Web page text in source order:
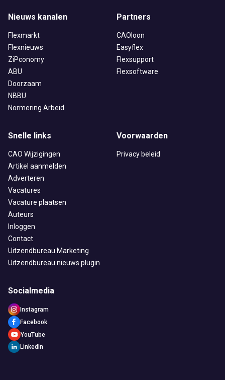
Nieuws kanalen
Flexmarkt
Flexnieuws
ZiPconomy
ABU
Doorzaam
NBBU
Normering Arbeid
Partners
CAOloon
Easyflex
Flexsupport
Flexsoftware
Snelle links
CAO Wijzigingen
Artikel aanmelden
Adverteren
Vacatures
Vacature plaatsen
Auteurs
Inloggen
Contact
Uitzendbureau Marketing
Uitzendbureau nieuws plugin
Voorwaarden
Privacy beleid
Socialmedia
Instagram
Facebook
YouTube
LinkedIn